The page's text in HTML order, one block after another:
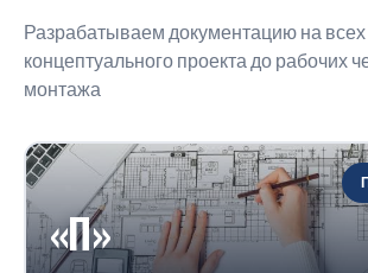
Разрабатываем документацию на всех
концептуального проекта до рабочих
монтажа
«П»